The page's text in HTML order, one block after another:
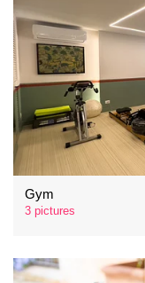
Gym
3 pictures